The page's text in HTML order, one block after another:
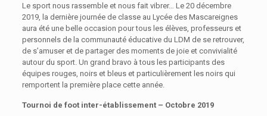
Le sport nous rassemble et nous fait vibrer… Le 20 décembre
2019, la dernière journée de classe au Lycée des Mascareignes
aura été une belle occasion pour tous les élèves, professeurs et
personnels de la communauté éducative du LDM de se retrouver,
de s’amuser et de partager des moments de joie et convivialité
autour du sport. Un grand bravo à tous les participants des
équipes rouges, noirs et bleus et particulièrement les noirs qui
remportent la première place cette année.
Tournoi de foot inter-établissement – Octobre 2019